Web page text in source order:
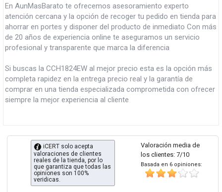
En AunMasBarato te ofrecemos asesoramiento experto
atención cercana y la opción de recoger tu pedido en tienda para
ahorrar en portes y disponer del producto de inmediato Con más
de 20 años de experiencia online te aseguramos un servicio
profesional y transparente que marca la diferencia
Si buscas la CCH1824EW al mejor precio esta es la opción más
completa rapidez en la entrega precio real y la garantía de
comprar en una tienda especializada comprometida con ofrecer
siempre la mejor experiencia al cliente
Valoración media de
los clientes: 7/10
Basada en 6 opiniones:
iCERT solo acepta
valoraciones de clientes
reales de la tienda, por lo
que garantiza que todas las
opiniones son 100%
veridicas.